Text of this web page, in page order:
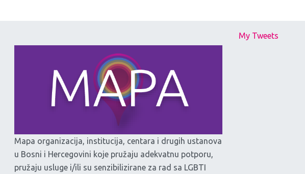
Mapa organizacija, institucija, centara i drugih ustanova
u Bosni i Hercegovini koje pružaju adekvatnu potporu,
pružaju usluge i/ili su senzibilizirane za rad sa LGBTI
My Tweets